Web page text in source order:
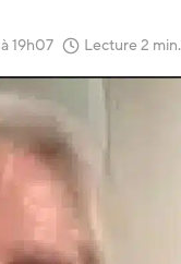
(Mis à jour le)
à 19h07 Lecture 2 min.